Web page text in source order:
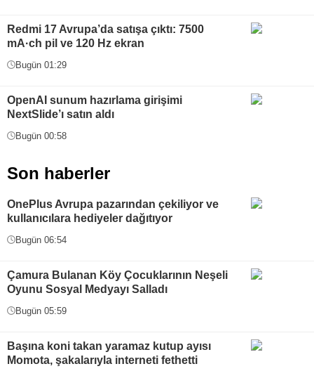
Redmi 17 Avrupa’da satışa çıktı: 7500
mA·ch pil ve 120 Hz ekran
Bugün 01:29
OpenAI sunum hazırlama girişimi
NextSlide’ı satın aldı
Bugün 00:58
Son haberler
OnePlus Avrupa pazarından çekiliyor ve
kullanıcılara hediyeler dağıtıyor
Bugün 06:54
Çamura Bulanan Köy Çocuklarının Neşeli
Oyunu Sosyal Medyayı Salladı
Bugün 05:59
Başına koni takan yaramaz kutup ayısı
Momota, şakalarıyla interneti fethetti